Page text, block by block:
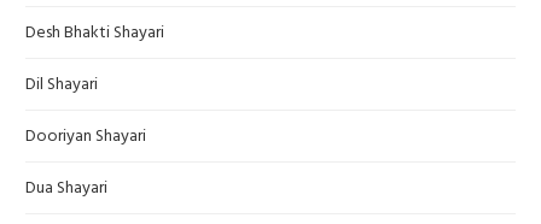
Desh Bhakti Shayari
Dil Shayari
Dooriyan Shayari
Dua Shayari